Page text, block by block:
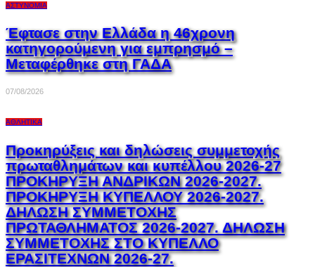
ΑΣΤΥΝΟΜΊΑ
Έφτασε στην Ελλάδα η 46χρονη
κατηγορούμενη για εμπρησμό –
Μεταφέρθηκε στη ΓΑΔΑ
07/08/2026
ΑΘΛΗΤΙΚΆ
Προκηρύξεις και δηλώσεις συμμετοχής
πρωταθλημάτων και κυπέλλου 2026-27
ΠΡΟΚΗΡΥΞΗ ΑΝΔΡΙΚΩΝ 2026-2027.
ΠΡΟΚΗΡΥΞΗ ΚΥΠΕΛΛΟΥ 2026-2027.
ΔΗΛΩΣΗ ΣΥΜΜΕΤΟΧΗΣ
ΠΡΩΤΑΘΛΗΜΑΤΟΣ 2026-2027. ΔΗΛΩΣΗ
ΣΥΜΜΕΤΟΧΗΣ ΣΤΟ ΚΥΠΕΛΛΟ
ΕΡΑΣΙΤΕΧΝΩΝ 2026-27.